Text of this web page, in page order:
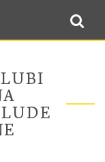
Sulge menüü